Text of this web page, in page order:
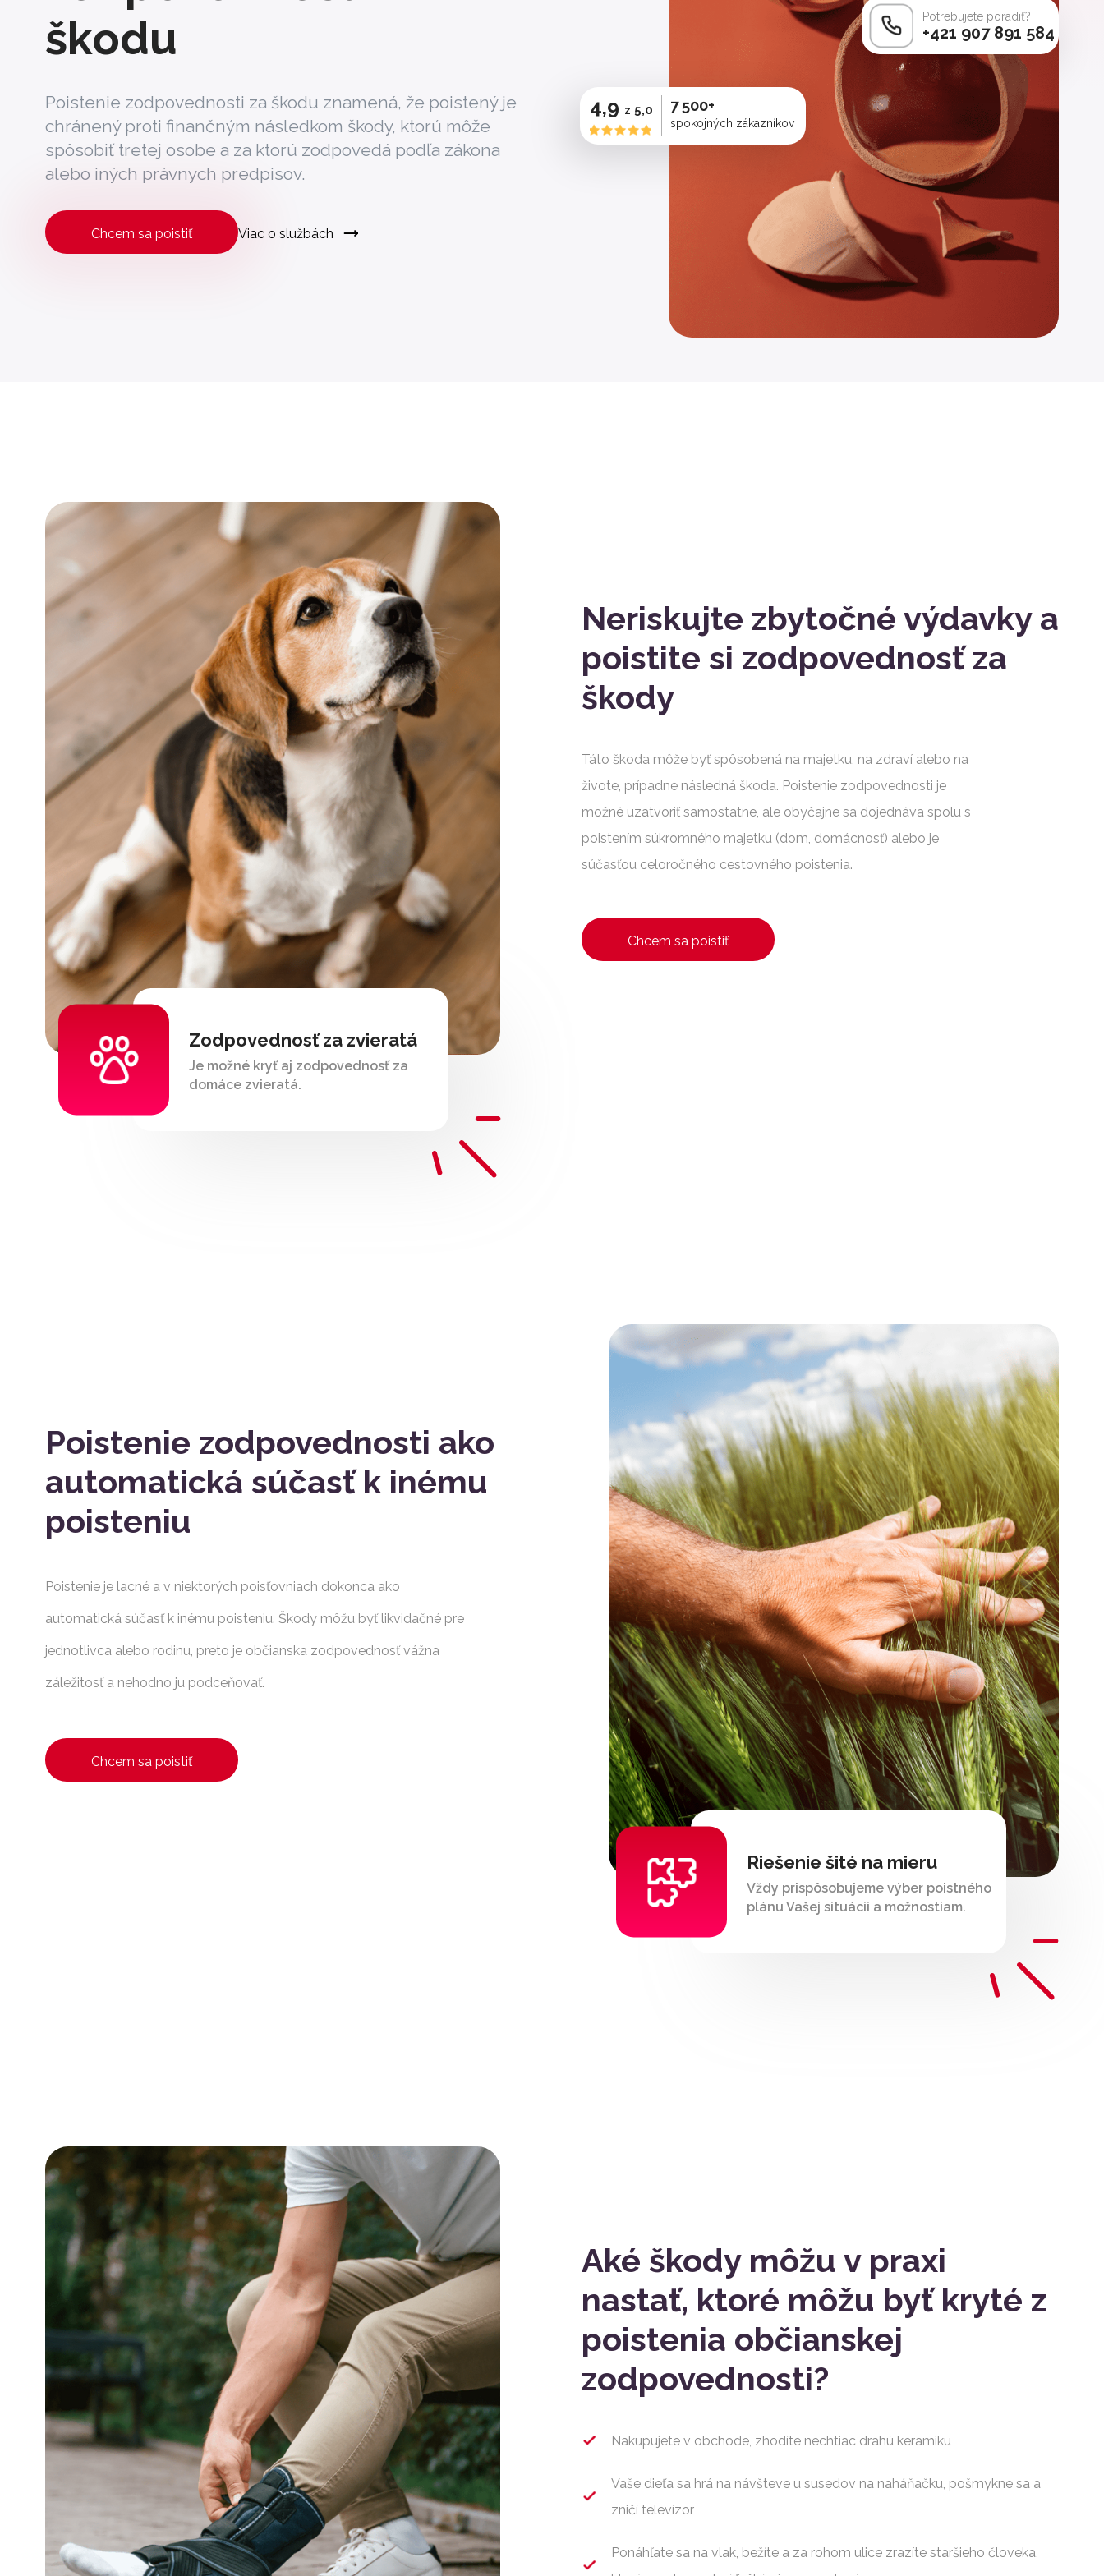
škodu
Poistenie zodpovednosti za škodu znamená, že poistený je
chránený proti finančným následkom škody, ktorú môže
spôsobiť tretej osobe a za ktorú zodpovedá podľa zákona
alebo iných právnych predpisov.
Chcem sa poistiť Viac o službách
Potrebujete poradiť?
+421 907 891 584
4,9 z 5,0 7 500+
spokojných zákazníkov
Zodpovednosť za zvieratá
Je možné kryť aj zodpovednosť za
domáce zvieratá.
Neriskujte zbytočné výdavky a
poistite si zodpovednosť za
škody
Táto škoda môže byť spôsobená na majetku, na zdraví alebo na
živote, prípadne následná škoda. Poistenie zodpovednosti je
možné uzatvoriť samostatne, ale obyčajne sa dojednáva spolu s
poistením súkromného majetku (dom, domácnosť) alebo je
súčasťou celoročného cestovného poistenia.
Chcem sa poistiť
Poistenie zodpovednosti ako
automatická súčasť k inému
poisteniu
Poistenie je lacné a v niektorých poisťovniach dokonca ako
automatická súčasť k inému poisteniu. Škody môžu byť likvidačné pre
jednotlivca alebo rodinu, preto je občianska zodpovednosť vážna
záležitosť a nehodno ju podceňovať.
Chcem sa poistiť
Riešenie šité na mieru
Vždy prispôsobujeme výber poistného
plánu Vašej situácii a možnostiam.
Aké škody môžu v praxi
nastať, ktoré môžu byť kryté z
poistenia občianskej
zodpovednosti?
Nakupujete v obchode, zhodíte nechtiac drahú keramiku
Vaše dieťa sa hrá na návšteve u susedov na naháňačku, pošmykne sa a
zničí televízor
Ponáhľate sa na vlak, bežíte a za rohom ulice zrazíte staršieho človeka,